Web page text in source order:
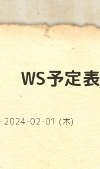
WS予定表
2024-02-01 (木)